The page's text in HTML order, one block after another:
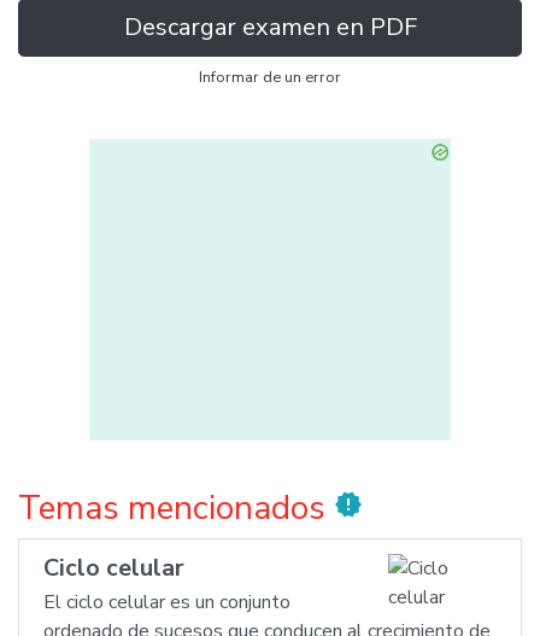
Descargar examen en PDF
Informar de un error
Temas mencionados new_releases
Ciclo celular
El ciclo celular es un conjunto